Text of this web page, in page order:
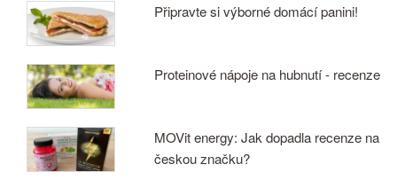
Připravte si výborné domácí panini!
Proteinové nápoje na hubnutí - recenze
MOVit energy: Jak dopadla recenze na
českou značku?